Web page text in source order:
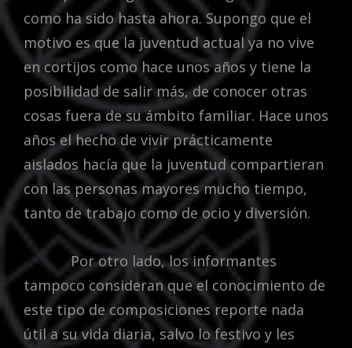
como ha sido hasta ahora. Supongo que el
motivo es que la juventud actual ya no vive
en cortijos como hace unos años y tiene la
posibilidad de salir más, de conocer otras
cosas fuera de su ámbito familiar. Hace unos
años el hecho de vivir prácticamente
aislados hacía que la juventud compartieran
con las personas mayores mucho tiempo,
tanto de trabajo como de ocio y diversión.
Por otro lado, los informantes
tampoco consideran que el conocimiento de
este tipo de composiciones reporte nada
útil a su vida diaria, salvo lo festivo y les